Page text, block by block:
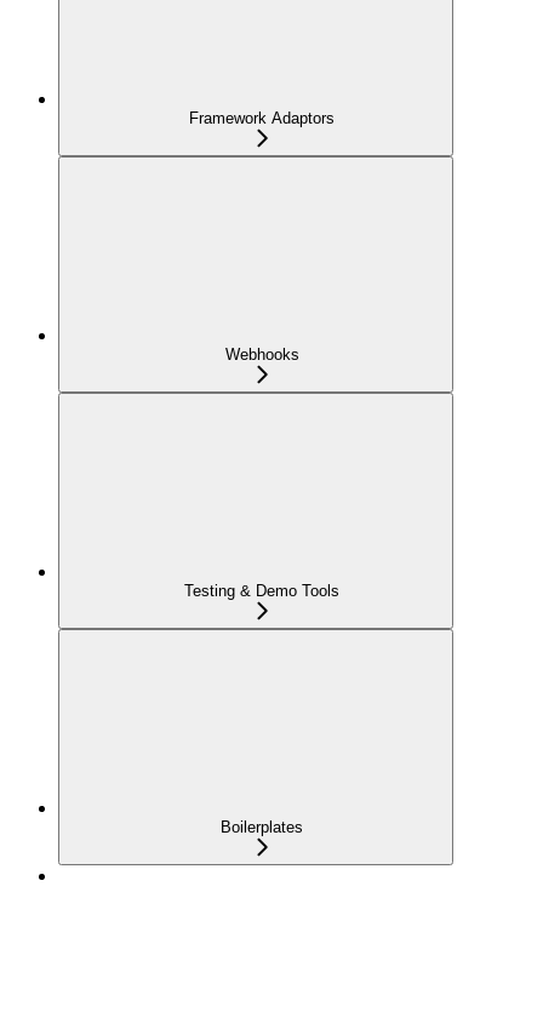
Framework Adaptors
Webhooks
Testing & Demo Tools
Boilerplates